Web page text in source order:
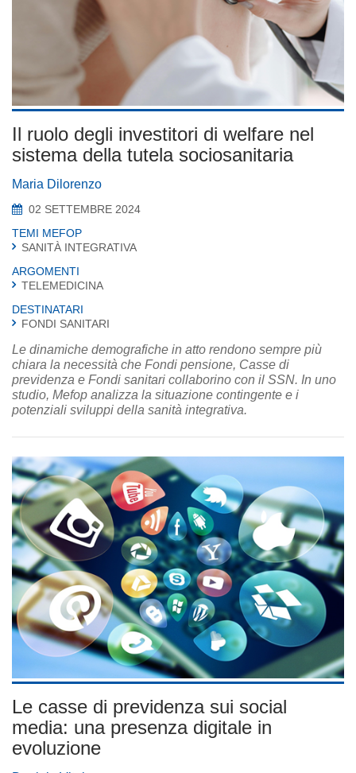
Il ruolo degli investitori di welfare nel
sistema della tutela sociosanitaria
Maria Dilorenzo
02 SETTEMBRE 2024
TEMI MEFOP
SANITÀ INTEGRATIVA
ARGOMENTI
TELEMEDICINA
DESTINATARI
FONDI SANITARI
Le dinamiche demografiche in atto rendono sempre più
chiara la necessità che Fondi pensione, Casse di
previdenza e Fondi sanitari collaborino con il SSN. In uno
studio, Mefop analizza la situazione contingente e i
potenziali sviluppi della sanità integrativa.
Le casse di previdenza sui social
media: una presenza digitale in
evoluzione